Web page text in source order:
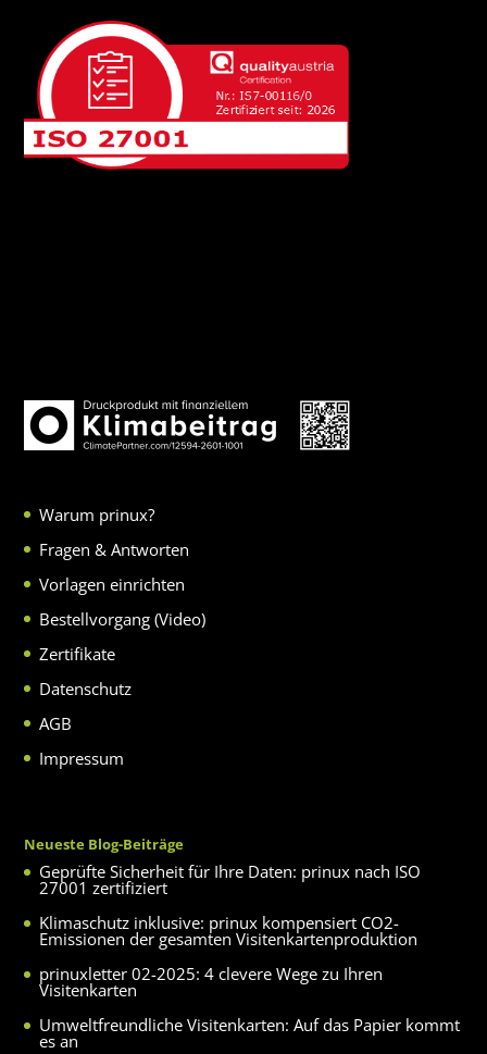
Warum prinux?
Fragen & Antworten
Vorlagen einrichten
Bestellvorgang (Video)
Zertifikate
Datenschutz
AGB
Impressum
Neueste Blog-Beiträge
Geprüfte Sicherheit für Ihre Daten: prinux nach ISO
27001 zertifiziert
Klimaschutz inklusive: prinux kompensiert CO2-
Emissionen der gesamten Visitenkartenproduktion
prinuxletter 02-2025: 4 clevere Wege zu Ihren
Visitenkarten
Umweltfreundliche Visitenkarten: Auf das Papier kommt
es an